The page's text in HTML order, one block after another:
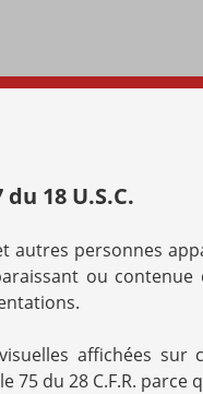
18 U.S.C.
autres personnes
ou
affichées
75 du 28 C.F.R.